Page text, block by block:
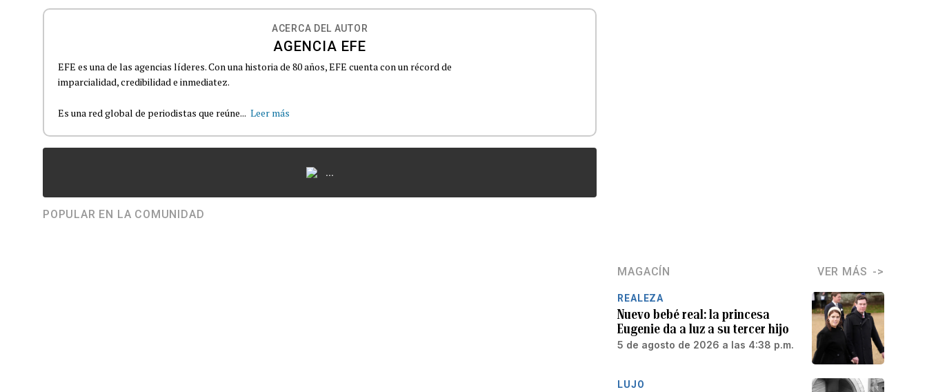
ACERCA DEL AUTOR
AGENCIA EFE
EFE es una de las agencias líderes. Con una historia de 80 años, EFE cuenta con un récord de
imparcialidad, credibilidad e inmediatez.
Es una red global de periodistas que reúne... Leer más
...
POPULAR EN LA COMUNIDAD
MAGACÍN VER MÁS
REALEZA
Nuevo bebé real: la princesa
Eugenie da a luz a su tercer hijo
5 de agosto de 2026 a las 4:38 p.m.
LUJO